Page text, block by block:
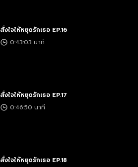
สั่งใจให้หยุดรักเธอ EP.16
0:43:03 นาที
สั่งใจให้หยุดรักเธอ EP.17
0:46:50 นาที
สั่งใจให้หยุดรักเธอ EP.18